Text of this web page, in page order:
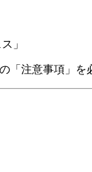
」
「注意事項」を